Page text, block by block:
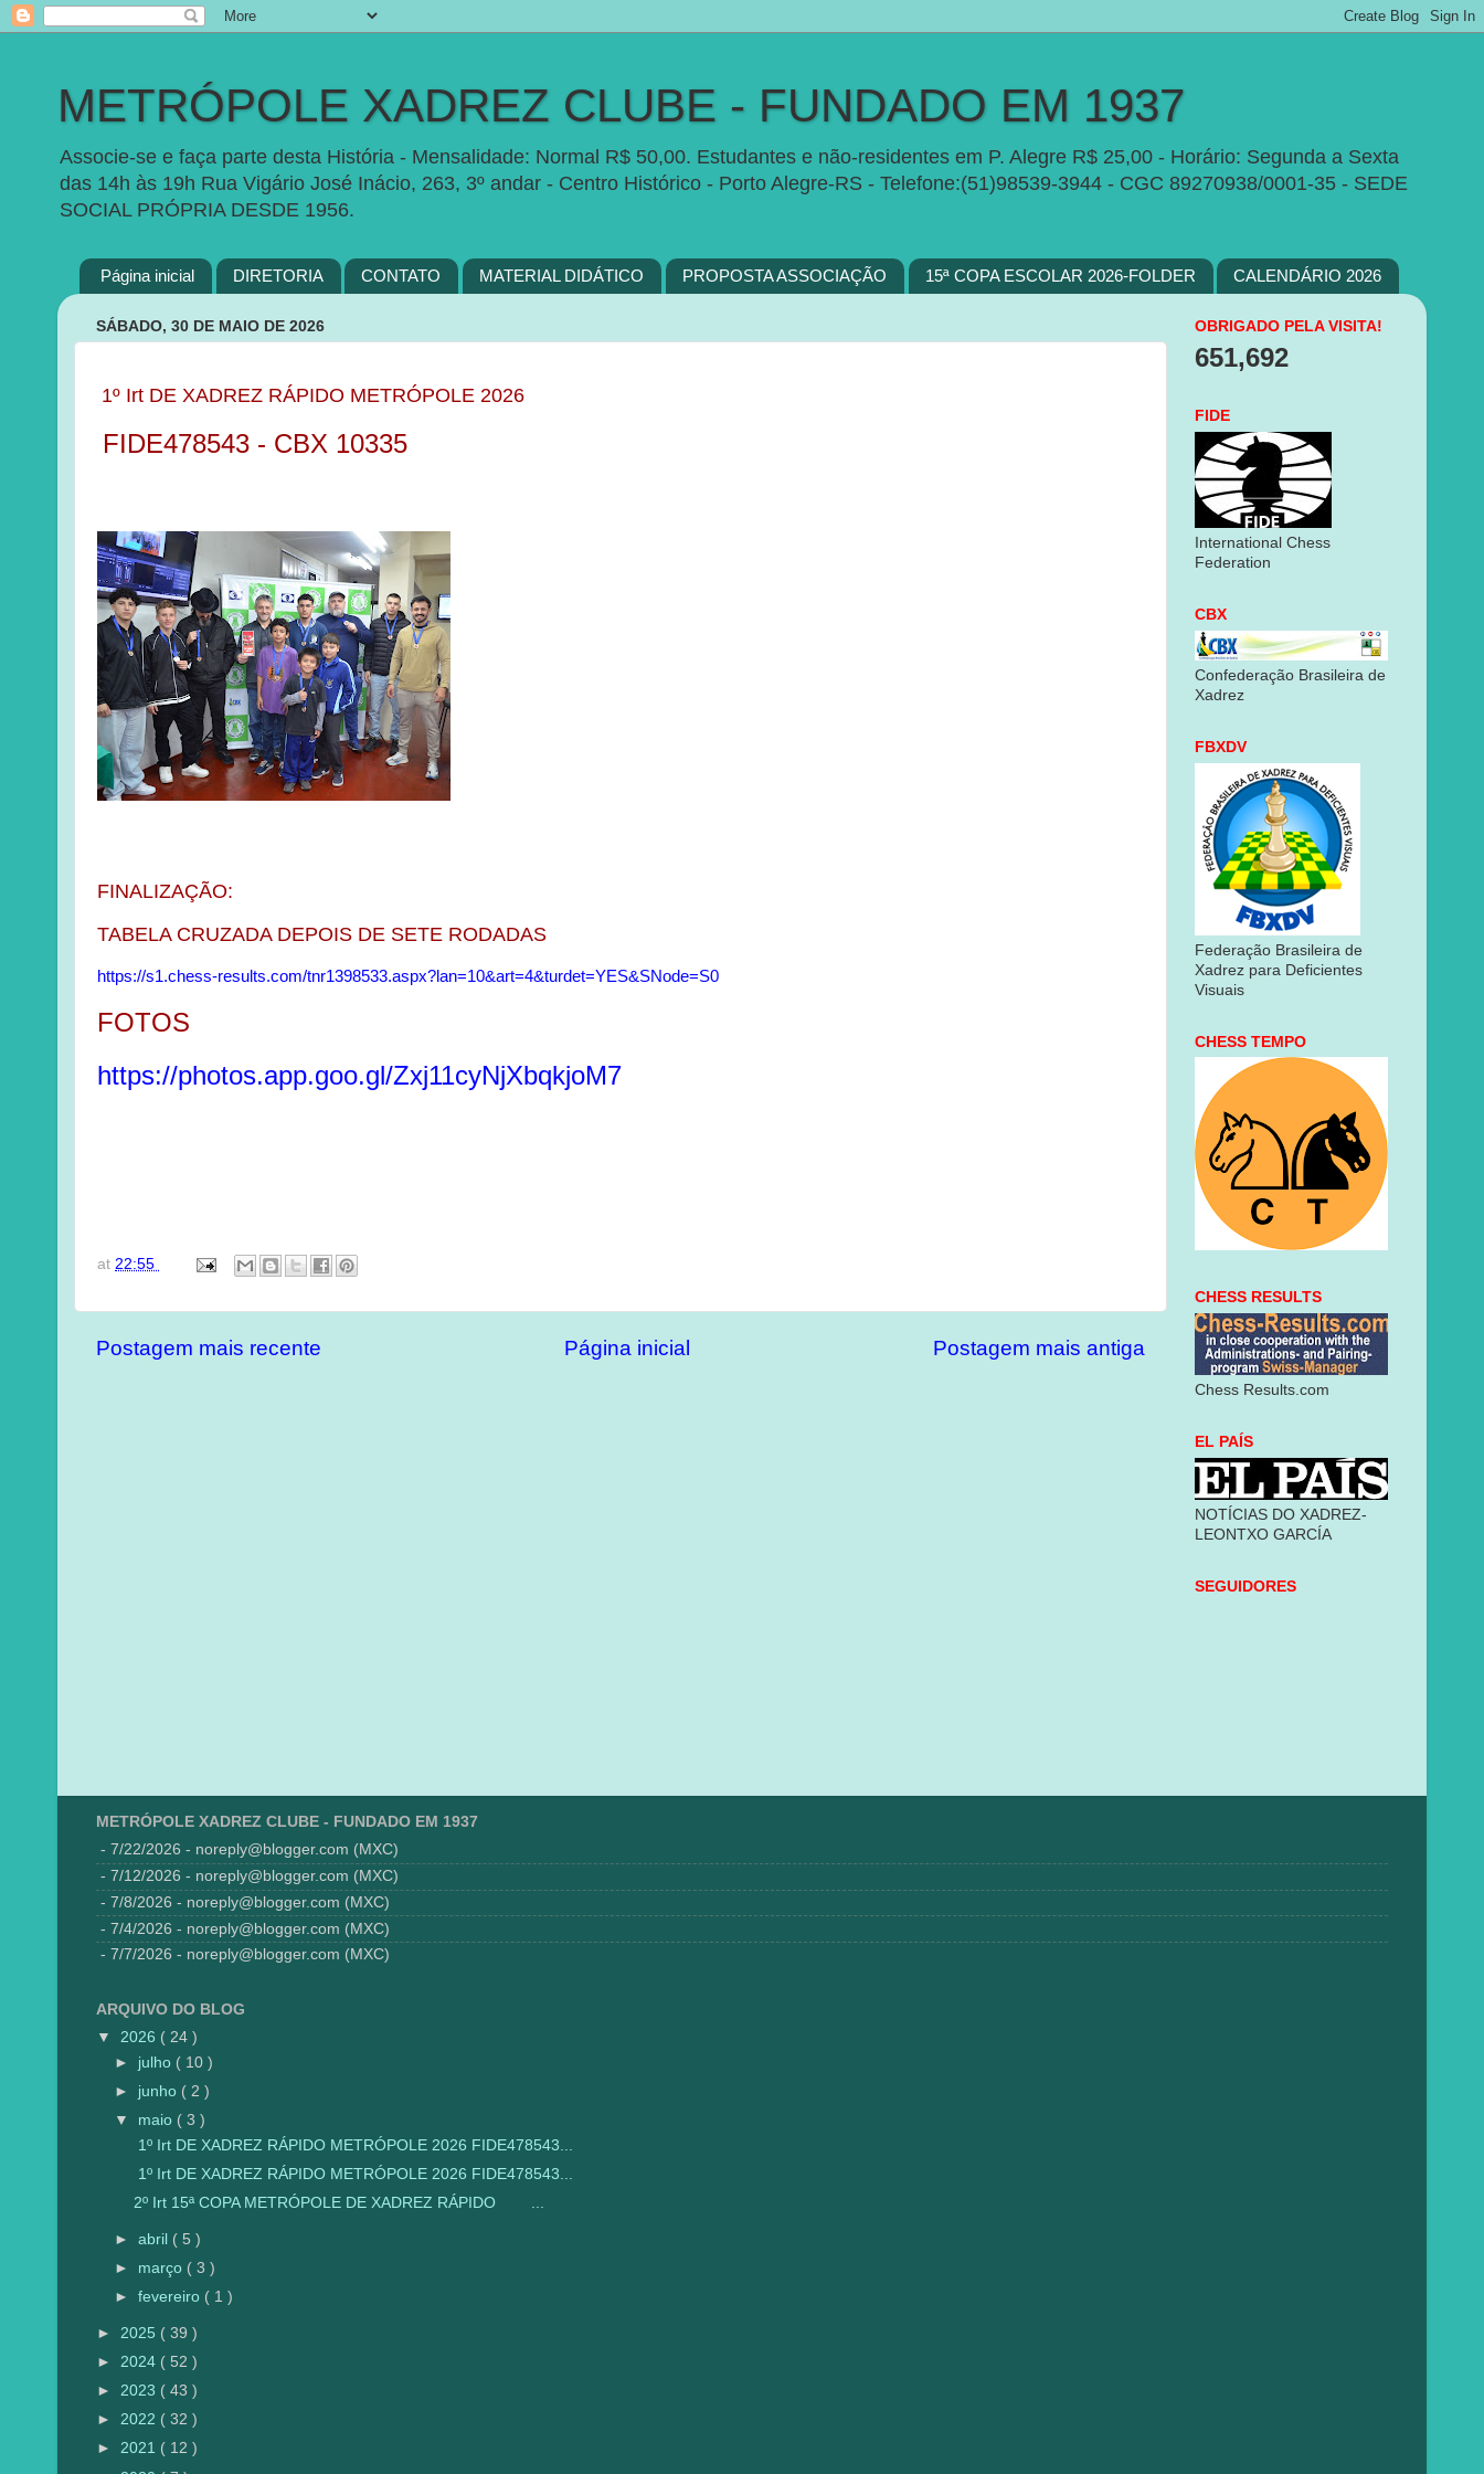
METRÓPOLE XADREZ CLUBE - FUNDADO EM 1937
Associe-se e faça parte desta História - Mensalidade: Normal R$ 50,00. Estudantes e não-residentes em P. Alegre R$ 25,00 - Horário: Segunda a Sexta
das 14h às 19h Rua Vigário José Inácio, 263, 3º andar - Centro Histórico - Porto Alegre-RS - Telefone:(51)98539-3944 - CGC 89270938/0001-35 - SEDE
SOCIAL PRÓPRIA DESDE 1956.
Página inicial DIRETORIA CONTATO MATERIAL DIDÁTICO PROPOSTA ASSOCIAÇÃO 15ª COPA ESCOLAR 2026-FOLDER CALENDÁRIO 2026
SÁBADO, 30 DE MAIO DE 2026
1º Irt DE XADREZ RÁPIDO METRÓPOLE 2026
FIDE478543 - CBX 10335
FINALIZAÇÃO:
TABELA CRUZADA DEPOIS DE SETE RODADAS
https://s1.chess-results.com/tnr1398533.aspx?lan=10&art=4&turdet=YES&SNode=S0
FOTOS
https://photos.app.goo.gl/Zxj11cyNjXbqkjoM7
at 22:55
Postagem mais recente Postagem mais antiga
Página inicial
OBRIGADO PELA VISITA!
651,692
FIDE
International Chess
Federation
CBX
Confederação Brasileira de
Xadrez
FBXDV
Federação Brasileira de
Xadrez para Deficientes
Visuais
CHESS TEMPO
CHESS RESULTS
Chess Results.com
EL PAÍS
NOTÍCIAS DO XADREZ-
LEONTXO GARCÍA
SEGUIDORES
METRÓPOLE XADREZ CLUBE - FUNDADO EM 1937
- 7/22/2026 - noreply@blogger.com (MXC)
- 7/12/2026 - noreply@blogger.com (MXC)
- 7/8/2026 - noreply@blogger.com (MXC)
- 7/4/2026 - noreply@blogger.com (MXC)
- 7/7/2026 - noreply@blogger.com (MXC)
ARQUIVO DO BLOG
▼ 2026 ( 24 )
► julho ( 10 )
► junho ( 2 )
▼ maio ( 3 )
1º Irt DE XADREZ RÁPIDO METRÓPOLE 2026 FIDE478543...
1º Irt DE XADREZ RÁPIDO METRÓPOLE 2026 FIDE478543...
2º Irt 15ª COPA METRÓPOLE DE XADREZ RÁPIDO ...
►abril ( 5 )
► março ( 3 )
►fevereiro ( 1 )
► 2025 ( 39 )
► 2024 ( 52 )
► 2023 ( 43 )
► 2022 ( 32 )
► 2021 ( 12 )